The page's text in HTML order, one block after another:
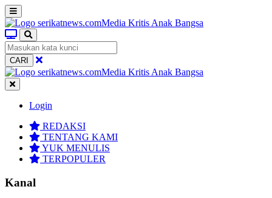
CARI
Login
REDAKSI
TENTANG KAMI
YUK MENULIS
TERPOPULER
Kanal